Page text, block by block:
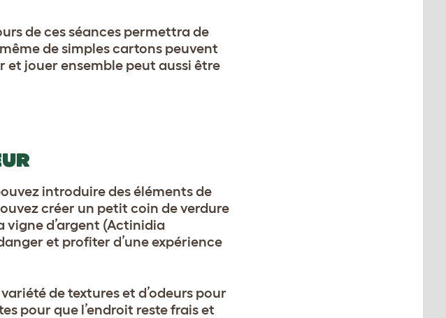
de ces séances permettra de
de simples cartons peuvent
et jouer ensemble peut aussi être
introduire des éléments de
créer un petit coin de verdure
vigne d’argent (Actinidia
et profiter d’une expérience
de textures et d’odeurs pour
pour que l’endroit reste frais et